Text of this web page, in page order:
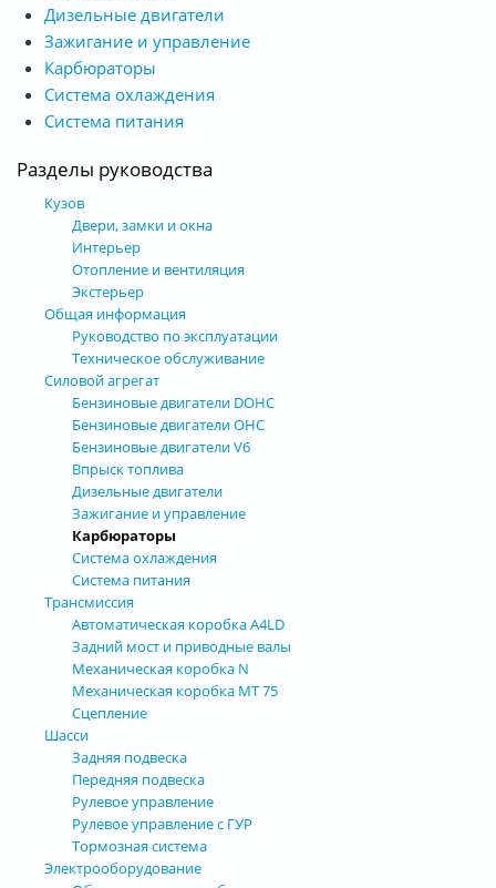
Дизельные двигатели
Зажигание и управление
Карбюраторы
Система охлаждения
Система питания
Разделы руководства
Кузов
Двери, замки и окна
Интерьер
Отопление и вентиляция
Экстерьер
Общая информация
Руководство по эксплуатации
Техническое обслуживание
Силовой агрегат
Бензиновые двигатели DOHC
Бензиновые двигатели OHC
Бензиновые двигатели V6
Впрыск топлива
Дизельные двигатели
Зажигание и управление
Карбюраторы
Система охлаждения
Система питания
Трансмиссия
Автоматическая коробка А4LD
Задний мост и приводные валы
Механическая коробка N
Механическая коробка МТ 75
Сцепление
Шасси
Задняя подвеска
Передняя подвеска
Рулевое управление
Рулевое управление с ГУР
Тормозная система
Электрооборудование